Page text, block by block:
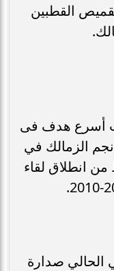
وسجل 19 هدفًا بقميص القطبين
أسرع هدف فى
الزمالك في
ثانية فقط من انطلاق لقاء
الحالي صدارة